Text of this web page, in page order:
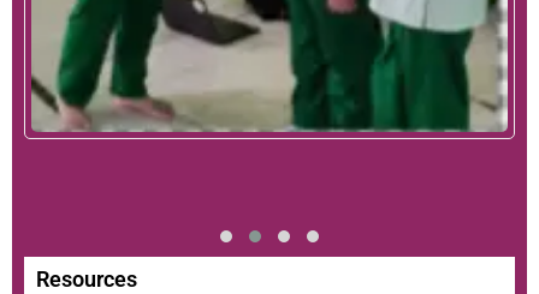
Resources